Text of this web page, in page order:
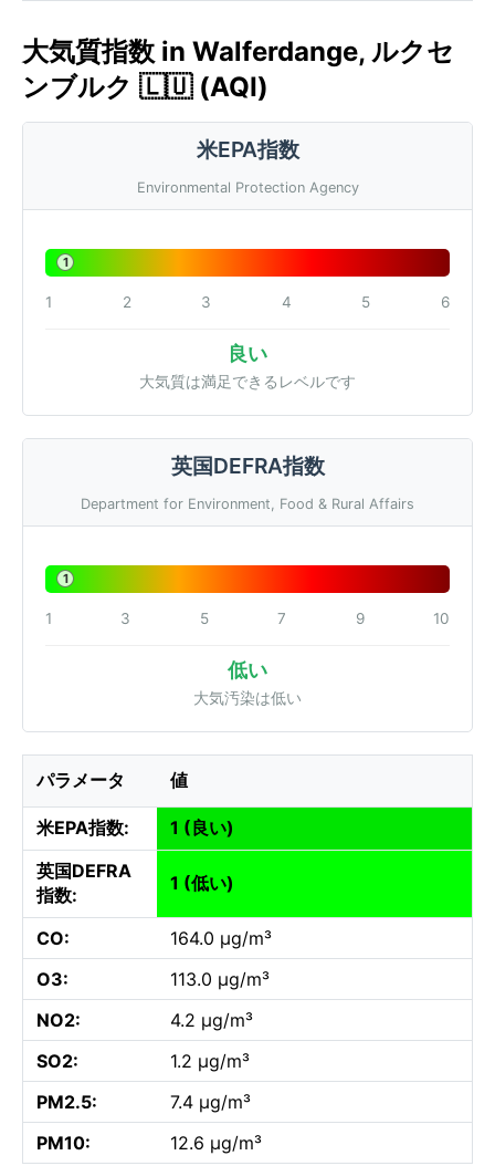
大気質指数 in Walferdange, ルクセ
ンブルク 🇱🇺 (AQI)
米EPA指数
Environmental Protection Agency
1
1 2 3 4 5 6
良い
大気質は満足できるレベルです
英国DEFRA指数
Department for Environment, Food & Rural Affairs
1
1 3 5 7 9 10
低い
大気汚染は低い
パラメータ 値
米EPA指数:
1 (良い)
英国DEFRA
指数:
1 (低い)
CO:
164.0 µg/m³
O3:
113.0 µg/m³
NO2:
4.2 µg/m³
SO2:
1.2 µg/m³
PM2.5:
7.4 µg/m³
PM10:
12.6 µg/m³